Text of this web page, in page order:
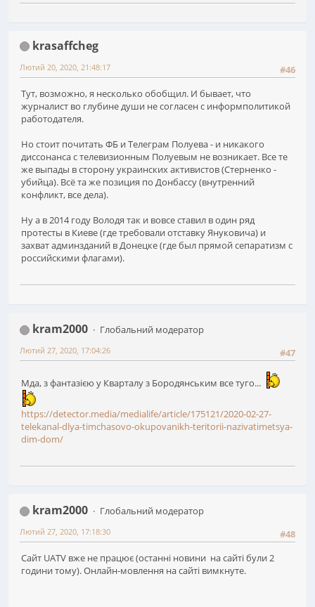
krasaffcheg
#46
Лютий 20, 2020, 21:48:17
Тут, возможно, я несколько обобщил. И бывает, что
журналист во глубине души не согласен с информполитикой
работодателя.
Но стоит почитать ФБ и Телеграм Полуева - и никакого
диссонанса с телевизионным Полуевым не возникает. Все те
же выпады в сторону украинских активистов (Стерненко -
убийца). Всё та же позиция по Донбассу (внутренний
конфликт, все дела).
Ну а в 2014 году Володя так и вовсе ставил в один ряд
протесты в Киеве (где требовали отставку Януковича) и
захват админзданий в Донецке (где был прямой сепаратизм с
российскими флагами).
kram2000
Глобальний модератор
#47
Лютий 27, 2020, 17:04:26
Мда, з фантазією у Кварталу з Бородянським все туго...
https://detector.media/medialife/article/175121/2020-02-27-
telekanal-dlya-timchasovo-okupovanikh-teritorii-nazivatimetsya-
dim-dom/
kram2000
Глобальний модератор
#48
Лютий 27, 2020, 17:18:30
Сайт UATV вже не працює (останні новини на сайті були 2
години тому). Онлайн-мовлення на сайті вимкнуте.